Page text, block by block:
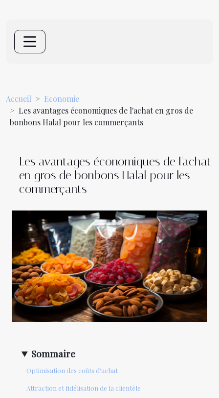
Accueil
Economie
Les avantages économiques de l'achat en gros de
bonbons Halal pour les commerçants
Les avantages économiques de l'achat
en gros de bonbons Halal pour les
commerçants
Sommaire
Optimisation des coûts d'achat
Attraction et fidélisation de la clientèle